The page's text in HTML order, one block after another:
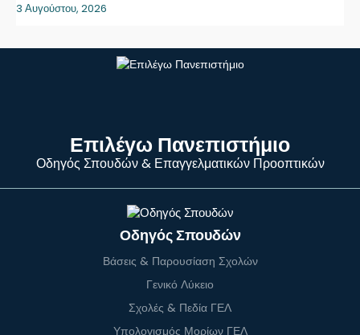
3 Αυγούστου, 2026
Επιλέγω Πανεπιστήμιο
Οδηγός Σπουδών & Επαγγελματικών Προοπτικών
Οδηγός Σπουδών
Βάσεις & Παρουσίαση Σχολών
Γενικό Λύκειο
Σχολές & Πεδία ΓΕΛ
Υπολογισμός Μορίων ΓΕΛ